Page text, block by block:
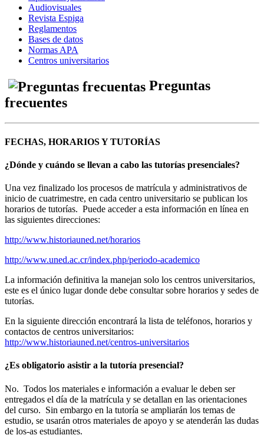
Audiovisuales
Revista Espiga
Reglamentos
Bases de datos
Normas APA
Centros universitarios
Preguntas
frecuentes
FECHAS, HORARIOS Y TUTORÍAS
¿Dónde y cuándo se llevan a cabo las tutorías presenciales?
Una vez finalizado los procesos de matrícula y administrativos de
inicio de cuatrimestre, en cada centro universitario se publican los
horarios de tutorías. Puede acceder a esta información en línea en
las siguientes direcciones:
http://www.historiauned.net/horarios
http://www.uned.ac.cr/index.php/periodo-academico
La información definitiva la manejan solo los centros universitarios,
este es el único lugar donde debe consultar sobre horarios y sedes de
tutorías.
En la siguiente dirección encontrará la lista de teléfonos, horarios y
contactos de centros universitarios:
http://www.historiauned.net/centros-universitarios
¿Es obligatorio asistir a la tutoría presencial?
No. Todos los materiales e información a evaluar le deben ser
entregados el día de la matrícula y se detallan en las orientaciones
del curso. Sin embargo en la tutoría se ampliarán los temas de
estudio, se usarán otros materiales de apoyo y se atenderán las dudas
de los-as estudiantes.